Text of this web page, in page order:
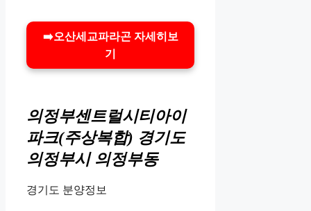
➡️오산세교파라곤 자세히보
기
의정부센트럴시티아이
파크(주상복합) 경기도
의정부시 의정부동
경기도 분양정보